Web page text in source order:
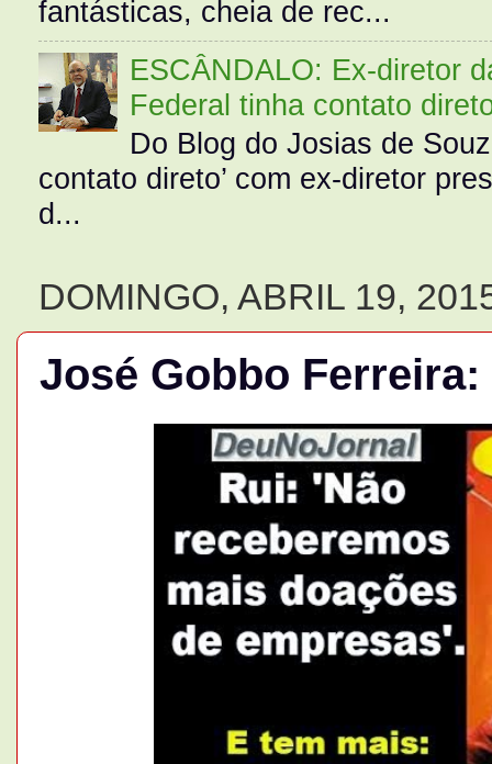
fantásticas, cheia de rec...
ESCÂNDALO: Ex-diretor
Federal tinha contato
Do Blog do Josias de
contato direto’ com ex-diretor
d...
DOMINGO, ABRIL 19,
José Gobbo